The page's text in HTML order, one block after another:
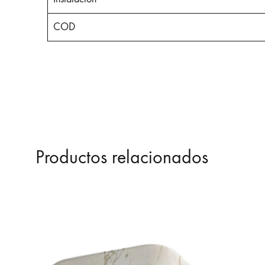
COD
Productos relacionados